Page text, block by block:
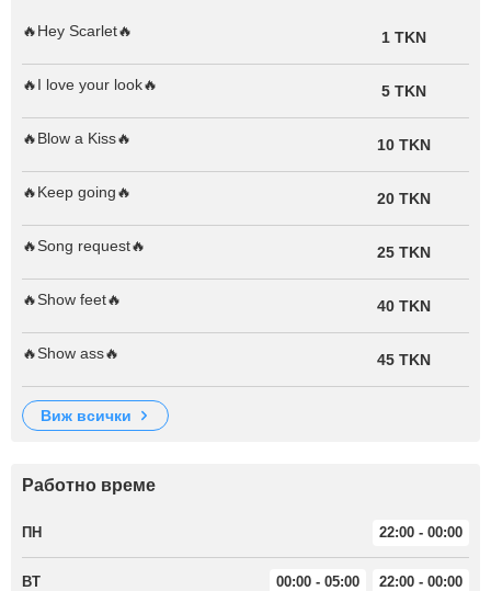
🔥Hey Scarlet🔥 1 TKN
🔥I love your look🔥 5 TKN
🔥Blow a Kiss🔥 10 TKN
🔥Keep going🔥 20 TKN
🔥Song request🔥 25 TKN
🔥Show feet🔥 40 TKN
🔥Show ass🔥 45 TKN
виж всички
Работно време
ПН 22:00 - 00:00
ВТ 00:00 - 05:00 22:00 - 00:00